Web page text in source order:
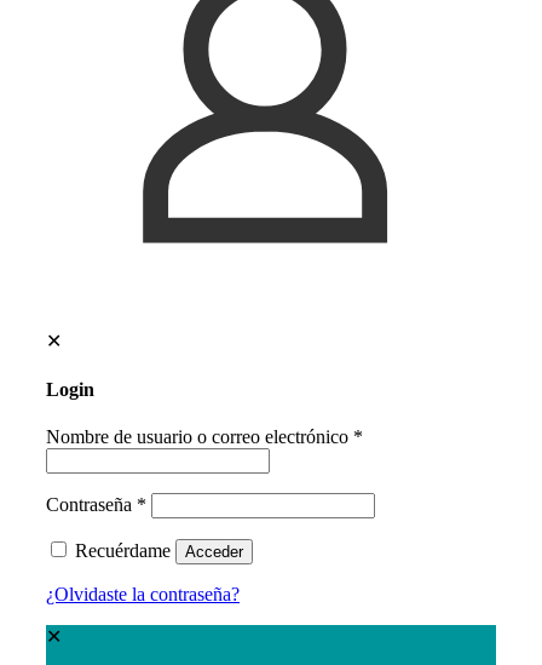
✕
Login
Nombre de usuario o correo electrónico *
Contraseña *
Recuérdame Acceder
¿Olvidaste la contraseña?
✕